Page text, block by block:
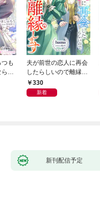
も
夫が前世の恋人に再会
したらしいので離縁し
ます【分冊版】1
330
新着
新刊配信予定